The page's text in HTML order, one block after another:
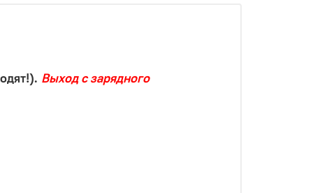
Выход с зарядного